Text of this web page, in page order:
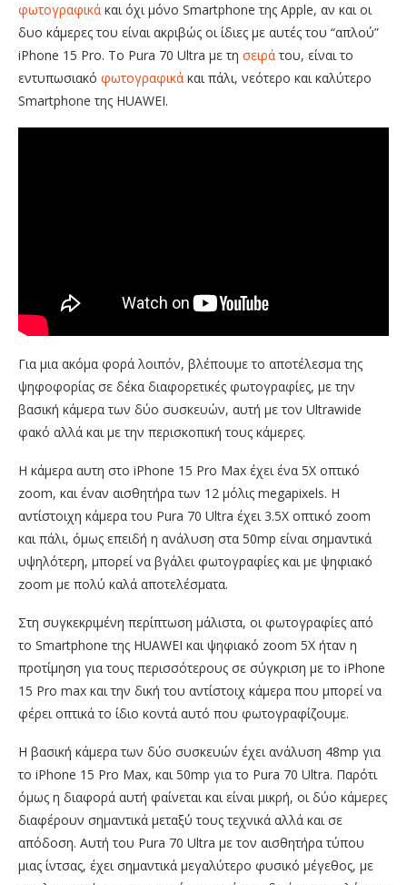
φωτογραφικά και όχι μόνο Smartphone της Apple, αν και οι
δυο κάμερες του είναι ακριβώς οι ίδιες με αυτές του “απλού”
iPhone 15 Pro. Το Pura 70 Ultra με τη σειρά του, είναι το
εντυπωσιακό φωτογραφικά και πάλι, νεότερο και καλύτερο
Smartphone της HUAWEI.
Για μια ακόμα φορά λοιπόν, βλέπουμε το αποτέλεσμα της
ψηφοφορίας σε δέκα διαφορετικές φωτογραφίες, με την
βασική κάμερα των δύο συσκευών, αυτή με τον Ultrawide
φακό αλλά και με την περισκοπική τους κάμερες.
Η κάμερα αυτη στο iPhone 15 Pro Max έχει ένα 5Χ οπτικό
zoom, και έναν αισθητήρα των 12 μόλις megapixels. Η
αντίστοιχη κάμερα του Pura 70 Ultra έχει 3.5Χ οπτικό zoom
και πάλι, όμως επειδή η ανάλυση στα 50mp είναι σημαντικά
υψηλότερη, μπορεί να βγάλει φωτογραφίες και με ψηφιακό
zoom με πολύ καλά αποτελέσματα.
Στη συγκεκριμένη περίπτωση μάλιστα, οι φωτογραφίες από
το Smartphone της HUAWEI και ψηφιακό zoom 5Χ ήταν η
προτίμηση για τους περισσότερους σε σύγκριση με το iPhone
15 Pro max και την δική του αντίστοιχ κάμερα που μπορεί να
φέρει οπτικά το ίδιο κοντά αυτό που φωτογραφίζουμε.
Η βασική κάμερα των δύο συσκευών έχει ανάλυση 48mp για
το iPhone 15 Pro Max, και 50mp για το Pura 70 Ultra. Παρότι
όμως η διαφορά αυτή φαίνεται και είναι μικρή, οι δύο κάμερες
διαφέρουν σημαντικά μεταξύ τους τεχνικά αλλά και σε
απόδοση. Αυτή του Pura 70 Ultra με τον αισθητήρα τύπου
μιας ίντσας, έχει σημαντικά μεγαλύτερο φυσικό μέγεθος, με